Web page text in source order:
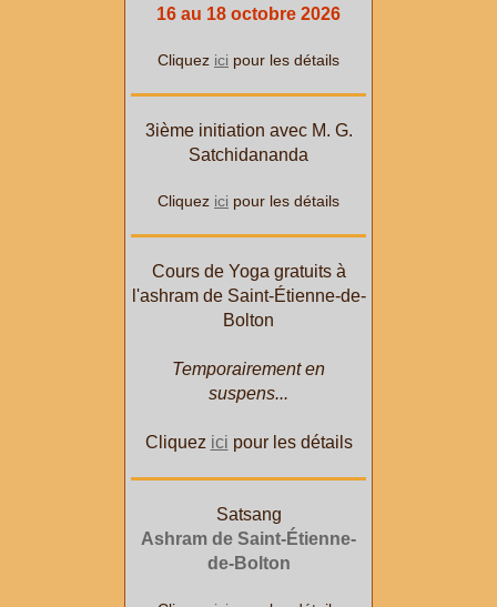
16 au 18 octobre 2026
Cliquez ici pour les détails
3ième initiation avec M. G.
Satchidananda
Cliquez ici pour les détails
Cours de Yoga gratuits à
l'ashram de Saint-Étienne-de-
Bolton
Temporairement en
suspens...
Cliquez ici pour les détails
Satsang
Ashram de Saint-Étienne-
de-Bolton